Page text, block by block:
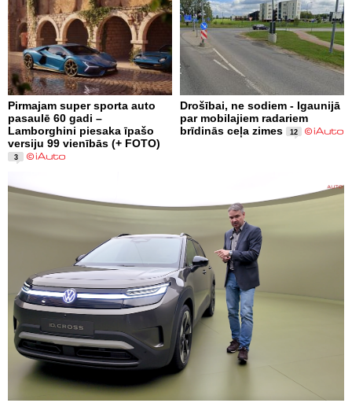
Pirmajam super sporta auto
pasaulē 60 gadi –
Lamborghini piesaka īpašo
versiju 99 vienībās (+ FOTO)
3
Drošībai, ne sodiem - Igaunijā
par mobilajiem radariem
brīdinās ceļa zimes
12